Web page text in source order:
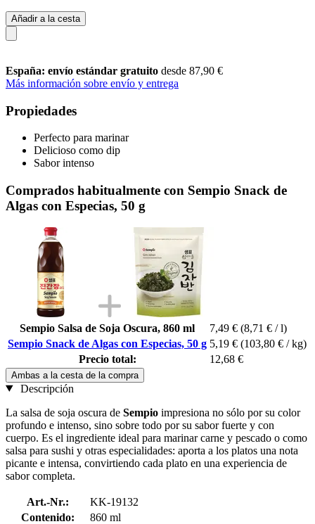
Añadir a la cesta
España: envío estándar gratuito desde 87,90 €
Más información sobre envío y entrega
Propiedades
Perfecto para marinar
Delicioso como dip
Sabor intenso
Comprados habitualmente con Sempio Snack de
Algas con Especias, 50 g
Sempio Salsa de Soja Oscura, 860 ml 7,49 € (8,71 € / l)
Sempio Snack de Algas con Especias, 50 g 5,19 € (103,80 € / kg)
Precio total:
12,68 €
Ambas a la cesta de la compra
Descripción
La salsa de soja oscura de Sempio impresiona no sólo por su color
profundo e intenso, sino sobre todo por su sabor fuerte y con
cuerpo. Es el ingrediente ideal para marinar carne y pescado o como
salsa para sushi y otras especialidades: aporta a los platos una nota
picante e intensa, convirtiendo cada plato en una experiencia de
sabor completa.
Art.-Nr.:
KK-19132
Contenido:
860 ml